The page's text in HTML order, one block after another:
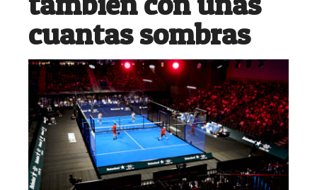
cuantas sombras